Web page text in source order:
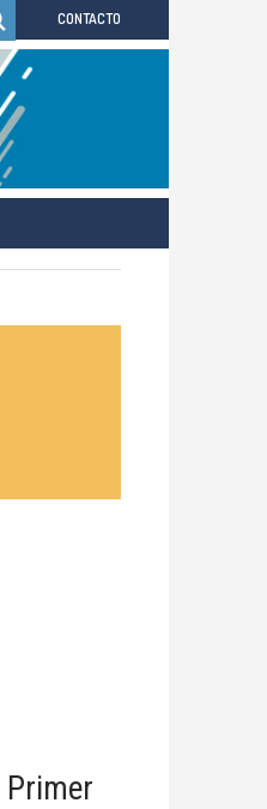
CONTACTO